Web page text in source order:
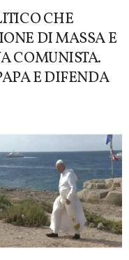
CHE
DI MASSA E
COMUNISTA.
E DIFENDA